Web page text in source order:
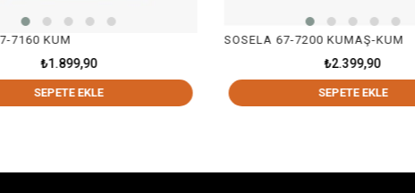
SOSELA 67-7200 KUMAŞ-KUM
SEPETE EKLE